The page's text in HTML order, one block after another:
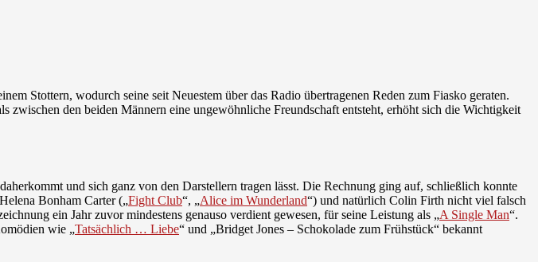
Stottern, wodurch seine seit Neuestem über das Radio übertragenen Reden zum Fiasko geraten.
den beiden Männern eine ungewöhnliche Freundschaft entsteht, erhöht sich die Wichtigkeit
und sich ganz von den Darstellern tragen lässt. Die Rechnung ging auf, schließlich konnte
Bonham Carter („Fight Club“, „Alice im Wunderland“) und natürlich Colin Firth nicht viel falsch
ein Jahr zuvor mindestens genauso verdient gewesen, für seine Leistung als „A Single Man“.
wie „Tatsächlich … Liebe“ und „Bridget Jones – Schokolade zum Frühstück“ bekannt